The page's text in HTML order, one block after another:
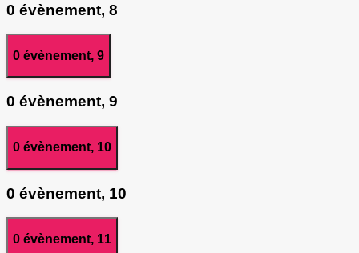
0 évènement, 8
0 évènement, 9
0 évènement, 9
0 évènement, 10
0 évènement, 10
0 évènement, 11